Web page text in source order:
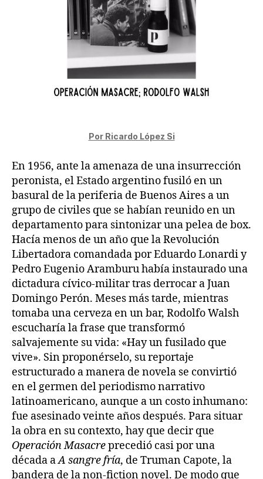
Por Ricardo López Si
En 1956, ante la amenaza de una insurrección
peronista, el Estado argentino fusiló en un
basural de la periferia de Buenos Aires a un
grupo de civiles que se habían reunido en un
departamento para sintonizar una pelea de box.
Hacía menos de un año que la Revolución
Libertadora comandada por Eduardo Lonardi y
Pedro Eugenio Aramburu había instaurado una
dictadura cívico-militar tras derrocar a Juan
Domingo Perón. Meses más tarde, mientras
tomaba una cerveza en un bar, Rodolfo Walsh
escucharía la frase que transformó
salvajemente su vida: «Hay un fusilado que
vive». Sin proponérselo, su reportaje
estructurado a manera de novela se convirtió
en el germen del periodismo narrativo
latinoamericano, aunque a un costo inhumano:
fue asesinado veinte años después. Para situar
la obra en su contexto, hay que decir que
Operación Masacreprecedió casi por una
década aA sangre fría, de Truman Capote, la
bandera de la non-fiction novel. De modo que